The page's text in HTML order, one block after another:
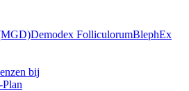
Demodex FolliculorumBlephEx
bij
Plan